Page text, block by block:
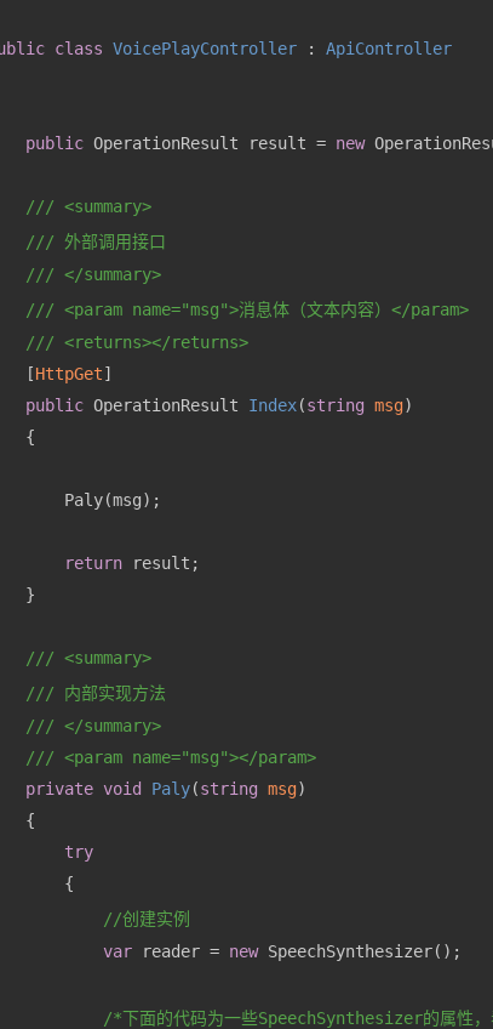
class VoicePlayController : ApiController
public OperationResult result = new
/// <summary>
/// 外部调用接口
/// </summary>
/// <param name="msg">消息体（文本内容）</param>
/// <returns></returns>
HttpGet
public OperationResult Index(string msg)
return
/// <summary>
/// 内部实现方法
/// </summary>
/// <param name="msg"></param>
private void Paly(string msg)
try
//创建实例
var reader = new
/*下面的代码为一些SpeechSynthesizer的属性